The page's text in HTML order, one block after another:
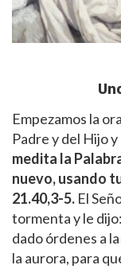
Empezamos la
Padre y del Hijo
medita la
nuevo, usando
21.40,3-5. El
tormenta y le
dado órdenes a
la aurora, para